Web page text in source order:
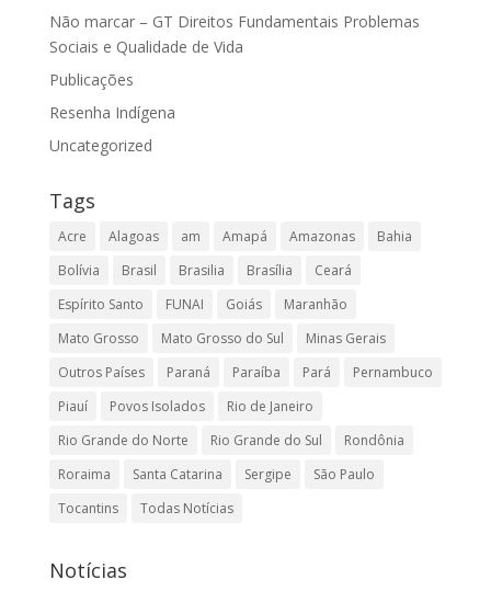
Não marcar – GT Direitos Fundamentais Problemas
Sociais e Qualidade de Vida
Publicações
Resenha Indígena
Uncategorized
Tags
Acre Alagoas am Amapá Amazonas
Bahia
Bolívia
Brasil Brasilia Brasília
Ceará
Espírito Santo
FUNAI Goiás
Maranhão
Mato Grosso
Mato Grosso do Sul
Minas Gerais
Outros Países
Paraná Paraíba Pará
Pernambuco
Piauí
Povos Isolados
Rio de Janeiro
Rio Grande do Norte
Rio Grande do Sul
Rondônia
Roraima
Santa Catarina Sergipe
São Paulo
Tocantins
Todas Notícias
Notícias